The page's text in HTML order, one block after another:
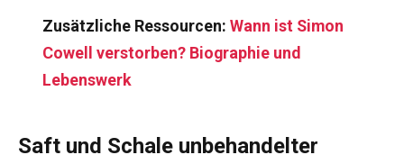
Zusätzliche Ressourcen: Wann ist Simon
Cowell verstorben? Biographie und
Lebenswerk
Saft und Schale unbehandelter